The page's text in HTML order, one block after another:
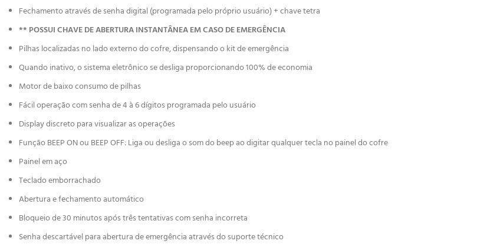
Fechamento através de senha digital (programada pelo próprio usuário) + chave tetra
** POSSUI CHAVE DE ABERTURA INSTANTÂNEA EM CASO DE EMERGÊNCIA
Pilhas localizadas no lado externo do cofre, dispensando o kit de emergência
Quando inativo, o sistema eletrônico se desliga proporcionando 100% de economia
Motor de baixo consumo de pilhas
Fácil operação com senha de 4 à 6 dígitos programada pelo usuário
Display discreto para visualizar as operações
Função BEEP ON ou BEEP OFF: Liga ou desliga o som do beep ao digitar qualquer tecla no painel do cofre
Painel em aço
Teclado emborrachado
Abertura e fechamento automático
Bloqueio de 30 minutos após três tentativas com senha incorreta
Senha descartável para abertura de emergência através do suporte técnico